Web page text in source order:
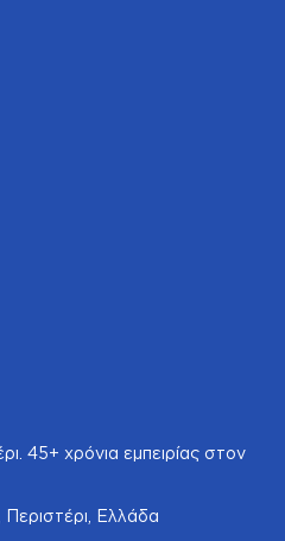
45+ χρόνια εμπειρίας στον
Ελλάδα